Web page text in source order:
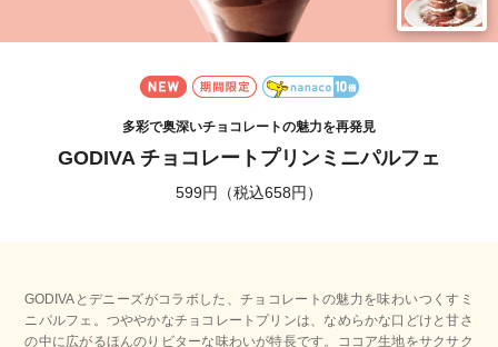
多彩で奥深いチョコレートの魅力を再発見
GODIVA チョコレートプリンミニパルフェ
599円（税込658円）
GODIVAとデニーズがコラボした、チョコレートの魅力を味わいつくすミ
ニパルフェ。つややかなチョコレートプリンは、なめらかな口どけと甘さ
の中に広がるほんのりビターな味わいが特長です。ココア生地をサクサク